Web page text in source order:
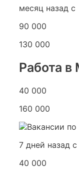
месяц назад с
90 000
130 000
Работа в
40 000
160 000
7 дней назад с
40 000